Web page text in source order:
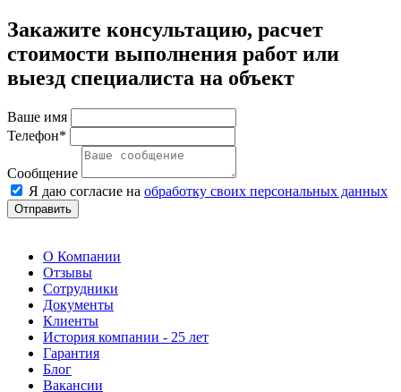
Закажите консультацию, расчет
стоимости выполнения работ или
выезд специалиста на объект
Ваше имя
Телефон*
Сообщение
Я даю согласие на обработку своих персональных данных
Отправить
О Компании
Отзывы
Сотрудники
Документы
Клиенты
История компании - 25 лет
Гарантия
Блог
Вакансии